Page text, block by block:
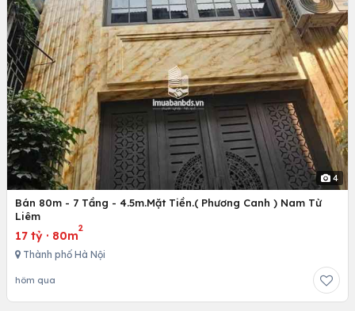
4
Bán 80m - 7 Tầng - 4.5m.Mặt Tiền.( Phương Canh ) Nam Từ
Liêm
17 tỷ · 80m
2
Thành phố Hà Nội
hôm qua